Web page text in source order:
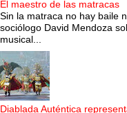
El maestro de las matracas
Sin la matraca no hay baile
sociólogo David Mendoza
musical...
Diablada Auténtica